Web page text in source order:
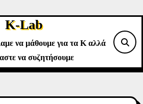
K-Lab
να μάθουμε για τα Κ αλλά
να συζητήσουμε